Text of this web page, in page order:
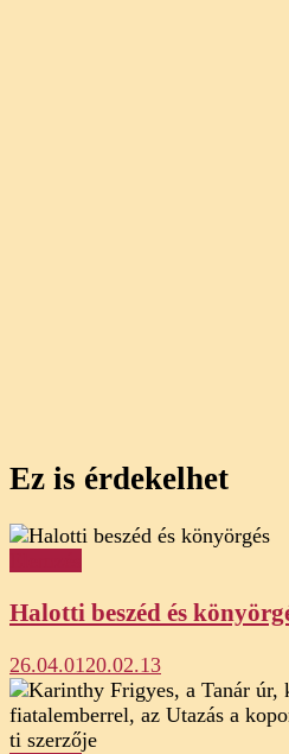
Ez is érdekelhet
Halotti beszéd és
26.04.0120.02.13